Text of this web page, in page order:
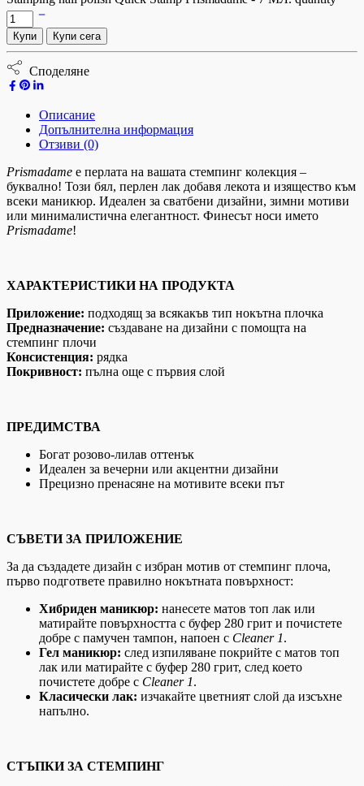
Купи Купи сега
Споделяне
Описание
Допълнителна информация
Отзиви (0)
Prismadame е перлата на вашата стемпинг колекция –
буквално! Този бял, перлен лак добавя лекота и изящество към
всеки маникюр. Идеален за сватбени дизайни, зимни мотиви
или минималистична елегантност. Финесът носи името
Prismadame!
ХАРАКТЕРИСТИКИ НА ПРОДУКТА
Приложение: подходящ за всякакъв тип нокътна плочка
Предназначение: създаване на дизайни с помощта на
стемпинг плочи
Консистенция: рядка
Покривност: пълна още с първия слой
ПРЕДИМСТВА
Богат розово-лилав оттенък
Идеален за вечерни или акцентни дизайни
Прецизно пренасяне на мотивите всеки път
СЪВЕТИ ЗА ПРИЛОЖЕНИЕ
За да създадете дизайн с избран мотив от стемпинг плоча,
първо подгответе правилно нокътната повърхност:
Хибриден маникюр: нанесете матов топ лак или
матирайте повърхността с буфер 280 грит и почистете
добре с памучен тампон, напоен с Cleaner 1.
Гел маникюр: след изпиляване покрийте с матов топ
лак или матирайте с буфер 280 грит, след което
почистете добре с Cleaner 1.
Класически лак: изчакайте цветният слой да изсъхне
напълно.
СТЪПКИ ЗА СТЕМПИНГ